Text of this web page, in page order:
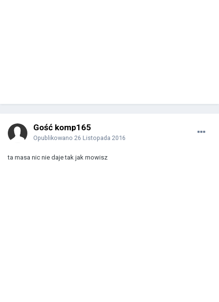
Gość komp165
Opublikowano 26 Listopada 2016
ta masa nic nie daje tak jak mowisz